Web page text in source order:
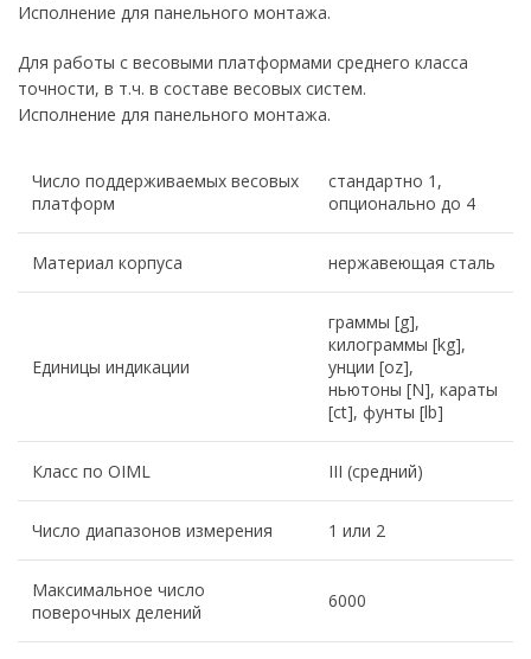
Исполнение для панельного монтажа.
Для работы с весовыми платформами среднего класса
точности, в т.ч. в составе весовых систем.
Исполнение для панельного монтажа.
Число поддерживаемых весовых
платформ
стандартно 1,
опционально до 4
Материал корпуса нержавеющая сталь
Единицы индикации
граммы [g],
килограммы [kg],
унции [oz],
ньютоны [N], караты
[ct], фунты [lb]
Класс по OIML III (средний)
Число диапазонов измерения 1 или 2
Максимальное число
поверочных делений
6000